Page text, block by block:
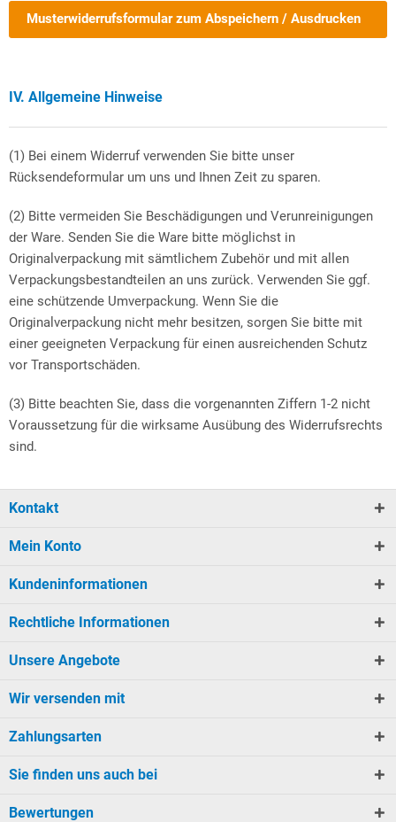
Musterwiderrufsformular zum Abspeichern / Ausdrucken
IV. Allgemeine Hinweise
(1) Bei einem Widerruf verwenden Sie bitte unser
Rücksendeformular um uns und Ihnen Zeit zu sparen.
(2) Bitte vermeiden Sie Beschädigungen und Verunreinigungen
der Ware. Senden Sie die Ware bitte möglichst in
Originalverpackung mit sämtlichem Zubehör und mit allen
Verpackungsbestandteilen an uns zurück. Verwenden Sie ggf.
eine schützende Umverpackung. Wenn Sie die
Originalverpackung nicht mehr besitzen, sorgen Sie bitte mit
einer geeigneten Verpackung für einen ausreichenden Schutz
vor Transportschäden.
(3) Bitte beachten Sie, dass die vorgenannten Ziffern 1-2 nicht
Voraussetzung für die wirksame Ausübung des Widerrufsrechts
sind.
Kontakt
Mein Konto
Kundeninformationen
Rechtliche Informationen
Unsere Angebote
Wir versenden mit
Zahlungsarten
Sie finden uns auch bei
Bewertungen